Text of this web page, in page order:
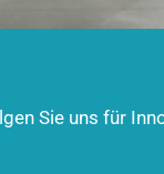
Sie uns für